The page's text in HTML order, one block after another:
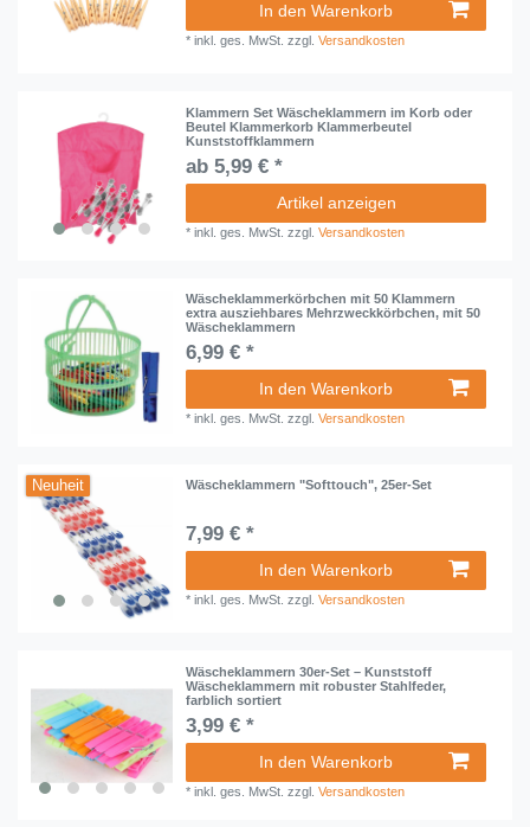
In den Warenkorb
*inkl. ges. MwSt. zzgl.Versandkosten
Klammern Set Wäscheklammern im Korb oder
Beutel Klammerkorb Klammerbeutel
Kunststoffklammern
ab 5,99 € *
Artikel anzeigen
*inkl. ges. MwSt. zzgl.Versandkosten
Wäscheklammerkörbchen mit 50 Klammern
extra ausziehbares Mehrzweckkörbchen, mit 50
Wäscheklammern
6,99 € *
In den Warenkorb
*inkl. ges. MwSt. zzgl.Versandkosten
Neuheit Wäscheklammern "Softtouch", 25er-Set
7,99 € *
In den Warenkorb
*inkl. ges. MwSt. zzgl.Versandkosten
Wäscheklammern 30er-Set – Kunststoff
Wäscheklammern mit robuster Stahlfeder,
farblich sortiert
3,99 € *
In den Warenkorb
*inkl. ges. MwSt. zzgl.Versandkosten